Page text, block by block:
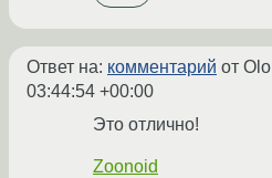
Ответ на: комментарий от
03:44:54 +00:00
Это отлично!
Zoonoid